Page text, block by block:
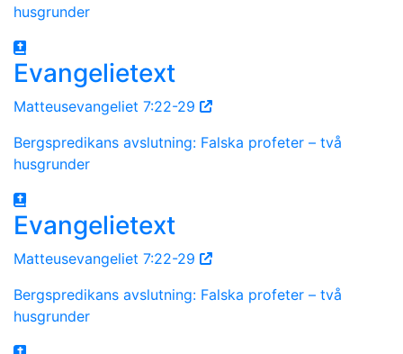
husgrunder
Evangelietext
Matteusevangeliet 7:22-29
Bergspredikans avslutning: Falska profeter – två
husgrunder
Evangelietext
Matteusevangeliet 7:22-29
Bergspredikans avslutning: Falska profeter – två
husgrunder